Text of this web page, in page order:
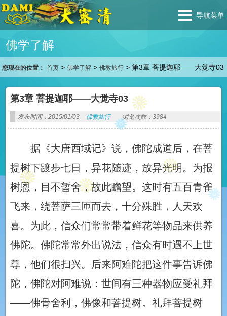
导航菜单
佛学了解
您现在的位置： 首页 >佛学了解 >佛教旅行 >第3章 菩提迦耶——大觉寺03
第3章 菩提迦耶——大觉寺03
发布时间：2015/01/03 佛教旅行 浏览次数：3984
据《大唐西域记》说，佛陀成道后，在菩
提树下踱步七日，异花随迹，放异光明。为报
树恩，目不暂舍，故此瞻望。这时有五百青雀
飞来，绕菩萨三匝而去，十分殊胜，人天欢
喜。为此，信众们常常带着鲜花等物品来供养
佛陀。佛陀常常外出说法，信众有时遇不上世
尊，他们很扫兴。后来阿难陀把这件事告诉佛
陀，佛陀对阿难说：世间有三种器物应受礼拜
——佛骨舍利，佛像和菩提树。礼拜菩提树